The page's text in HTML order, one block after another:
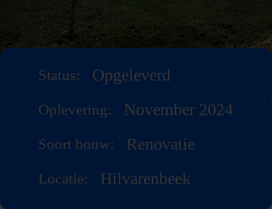
Status: Opgeleverd
Oplevering: November 2024
Soort bouw: Renovatie
Locatie: Hilvarenbeek